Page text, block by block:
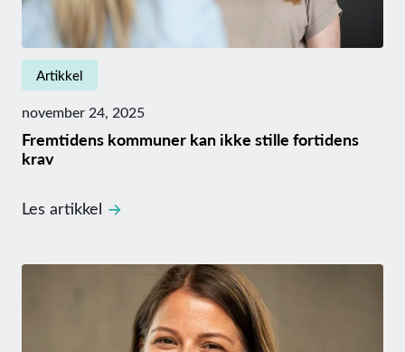
Artikkel
november 24, 2025
Fremtidens kommuner kan ikke stille fortidens
krav
Les artikkel